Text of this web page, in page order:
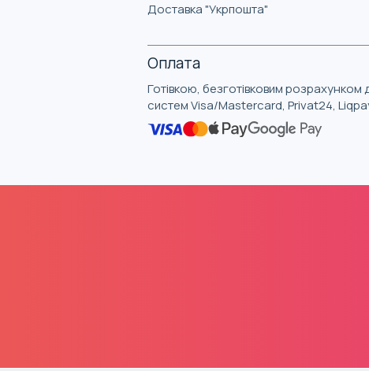
Доставка "Укрпошта"
Оплата
Готівкою, безготівковим
систем Visa/Mastercard, Privat24,